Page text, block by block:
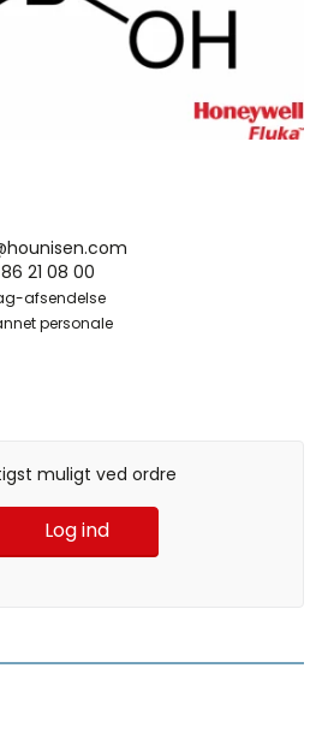
21 08 00
afsendelse
personale
muligt ved ordre
Log ind